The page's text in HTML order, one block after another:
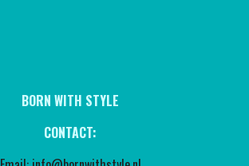
BORN WITH STYLE
CONTACT: